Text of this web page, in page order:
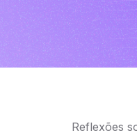
Reflexões